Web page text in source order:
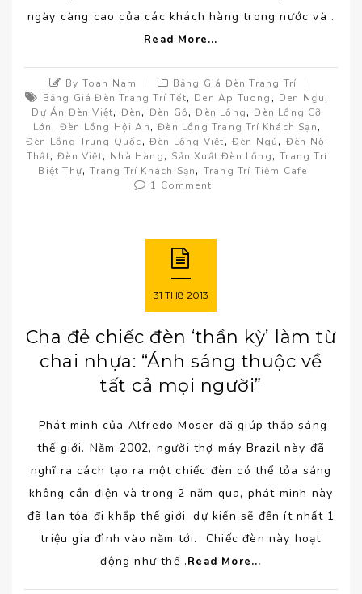
ngày càng cao của các khách hàng trong nước và .
Read More...
By Toan Nam
Bảng Giá Đèn Trang Trí
Bảng Giá Đèn Trang Trí Tết, Den Ap Tuong , Den Ngu,
Dự Án Đèn Việt, Đèn, Đèn Gỗ,Đèn Lồng,Đèn Lồng Cỡ
Lớn, Đèn Lồng Hội An,Đèn Lồng Trang Trí Khách Sạn,
Đèn Lồng Trung Quốc, Đèn Lồng Việt, Đèn Ngủ, Đèn Nội
Thất,Đèn Việt, Nhà Hàng, Sản Xuất Đèn Lồng,Trang Trí
Biệt Thự,Trang Trí Khách Sạn, Trang Trí Tiệm Cafe
1 Comment
31 TH8 2013
Cha đẻ chiếc đèn ‘thần kỳ’ làm từ
chai nhựa: “Ánh sáng thuộc về
tất cả mọi người”
Phát minh của Alfredo Moser đã giúp thắp sáng
thế giới. Năm 2002, người thợ máy Brazil này đã
nghĩ ra cách tạo ra một chiếc đèn có thể tỏa sáng
không cần điện và trong 2 năm qua, phát minh này
đã lan tỏa đi khắp thế giới, dự kiến sẽ đến ít nhất 1
triệu gia đình vào năm tới. Chiếc đèn này hoạt
động như thế .Read More...